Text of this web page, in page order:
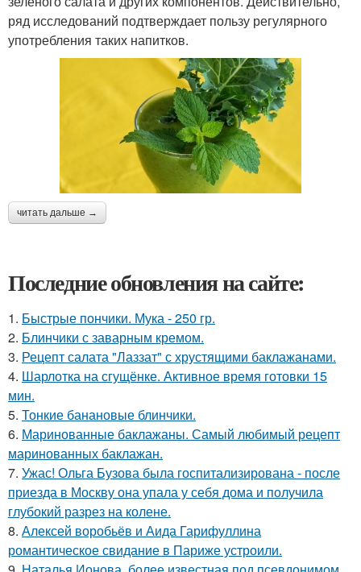
ряд исследований подтверждает пользу регулярного
употребления таких напитков.
читать дальше →
Последние обновления на сайте:
1. Быстрые пончики. Мука - 250 гр.
2. Блинчики с заварным кремом.
3. Рецепт салата "Лаззат" с хрустящими баклажанами.
4. Шарлотка на сгущёнке. Активное время готовки 15
мин.
5. Тонкие банановые блинчики.
6. Маринованные баклажаны. Самый любимый рецепт
маринованных баклажан.
7. Ужас! Ольга Бузова была госпитализирована - после
приезда в Москву она упала у себя дома и получила
глубокий разрез на колене.
8. Алексей воробьёв и Аида Гарифуллина
романтическое свидание в Париже устроили.